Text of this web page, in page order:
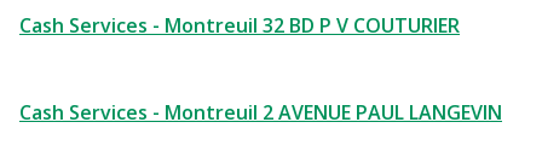
Cash Services - Montreuil 32 BD P V COUTURIER
Cash Services - Montreuil 2 AVENUE PAUL LANGEVIN